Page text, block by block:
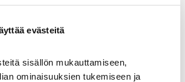
evästeitä
sisällön mukauttamiseen,
ominaisuuksien tukemiseen ja